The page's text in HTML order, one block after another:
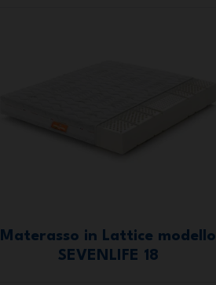
Materasso in Lattice modello
SEVENLIFE 18